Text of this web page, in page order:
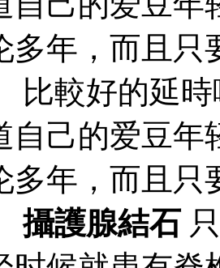
多年，而且只
比較好的延
自己的爱豆
多年，而且只
攝護腺結石